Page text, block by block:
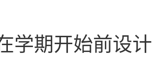
学期开始前设